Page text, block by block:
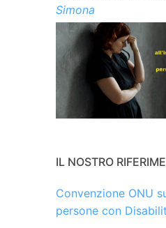
Simona
IL NOSTRO
Convenzione ONU
persone con